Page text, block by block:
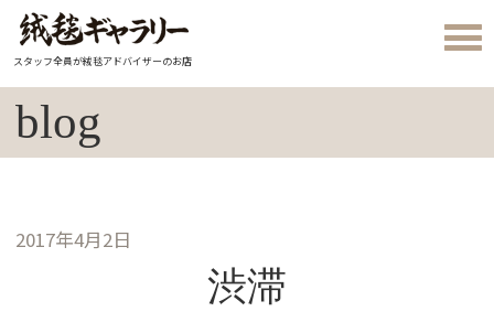
スタッフ全員が絨毯アドバイザーのお店
blog
2017年4月2日
渋滞